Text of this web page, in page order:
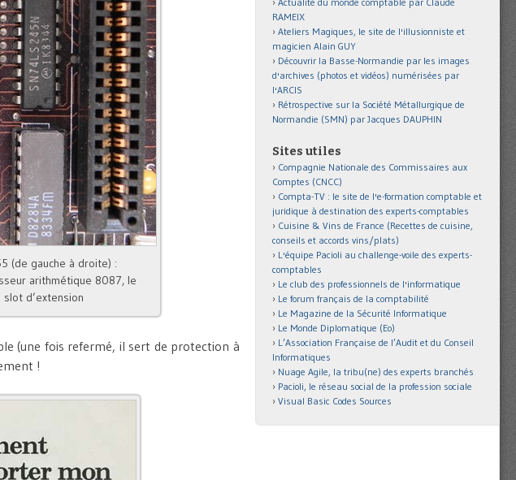
(de gauche à droite) :
arithmétique 8087, le
d’extension
(une fois refermé, il sert de protection à
!
RAMEIX
Ateliers Magiques, le site de l'illusionniste et
magicien Alain GUY
Découvrir la Basse-Normandie par les images
d'archives (photos et vidéos) numérisées par
l'ARCIS
Rétrospective sur la Société Métallurgique de
Normandie (SMN) par Jacques DAUPHIN
Sites utiles
Compagnie Nationale des Commissaires aux
Comptes (CNCC)
Compta-TV : le site de l'e-formation comptable et
juridique à destination des experts-comptables
Cuisine & Vins de France (Recettes de cuisine,
conseils et accords vins/plats)
L'équipe Pacioli au challenge-voile des experts-
comptables
Le club des professionnels de l'informatique
Le forum français de la comptabilité
Le Magazine de la Sécurité Informatique
Le Monde Diplomatique (Eo)
L’Association Française de l’Audit et du Conseil
Informatiques
Nuage Agile, la tribu(ne) des experts branchés
Pacioli, le réseau social de la profession sociale
Visual Basic Codes Sources